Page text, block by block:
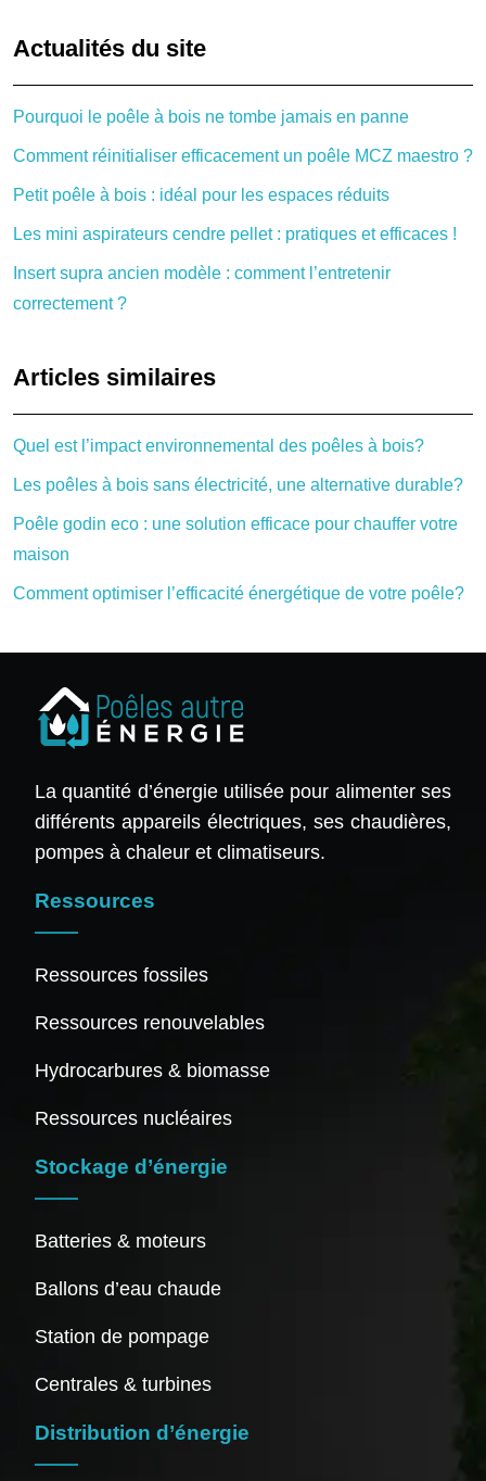
Actualités du site
Pourquoi le poêle à bois ne tombe jamais en panne
Comment réinitialiser efficacement un poêle MCZ maestro ?
Petit poêle à bois : idéal pour les espaces réduits
Les mini aspirateurs cendre pellet : pratiques et efficaces !
Insert supra ancien modèle : comment l’entretenir
correctement ?
Articles similaires
Quel est l’impact environnemental des poêles à bois?
Les poêles à bois sans électricité, une alternative durable?
Poêle godin eco : une solution efficace pour chauffer votre
maison
Comment optimiser l’efficacité énergétique de votre poêle?
La quantité d’énergie utilisée pour alimenter ses
différents appareils électriques, ses chaudières,
pompes à chaleur et climatiseurs.
Ressources
Ressources fossiles
Ressources renouvelables
Hydrocarbures & biomasse
Ressources nucléaires
Stockage d’énergie
Batteries & moteurs
Ballons d’eau chaude
Station de pompage
Centrales & turbines
Distribution d’énergie